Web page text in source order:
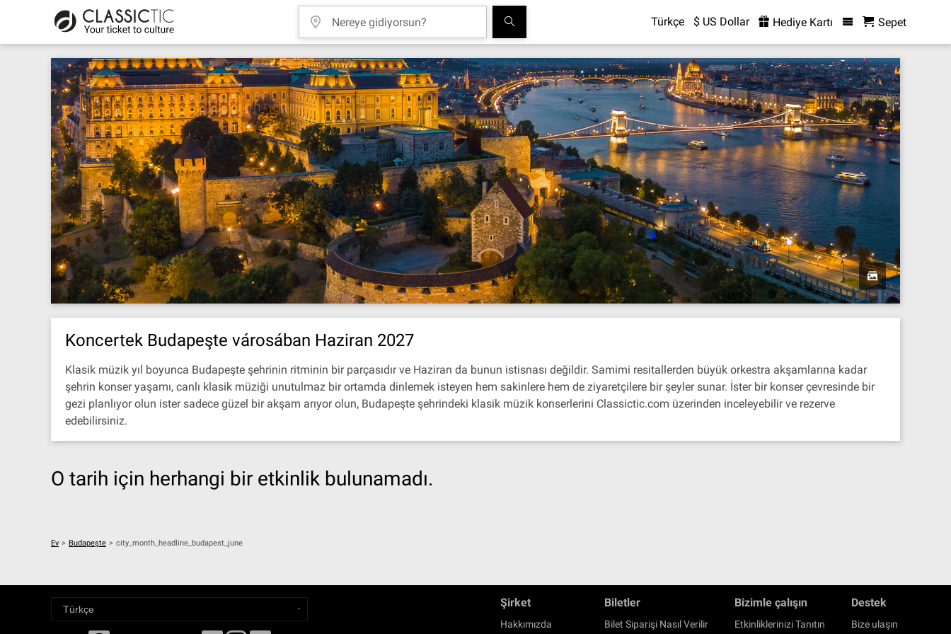
Türkçe $ US Dollar Hediye Kartı Sepet
Koncertek Budapeşte városában Haziran 2027
Klasik müzik yıl boyunca Budapeşte şehrinin ritminin bir parçasıdır ve Haziran da bunun istisnası değildir. Samimi resitallerden büyük orkestra akşamlarına kadar
şehrin konser yaşamı, canlı klasik müziği unutulmaz bir ortamda dinlemek isteyen hem sakinlere hem de ziyaretçilere bir şeyler sunar. İster bir konser çevresinde bir
gezi planlıyor olun ister sadece güzel bir akşam arıyor olun, Budapeşte şehrindeki klasik müzik konserlerini Classictic.com üzerinden inceleyebilir ve rezerve
edebilirsiniz.
O tarih için herhangi bir etkinlik bulunamadı.
Ev > Budapeşte > city_month_headline_budapest_june
Şirket
Hakkımızda
Biletler
Bilet Siparişi Nasıl Verilir
Bizimle çalışın
Etkinliklerinizi Tanıtın
Destek
Bize ulaşın